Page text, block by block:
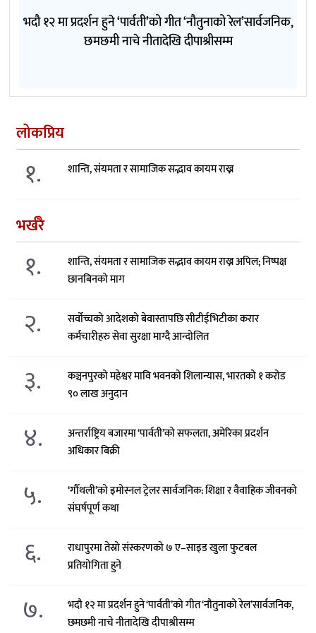
भदौ १२ मा प्रदर्शन हुने ‘पार्वती’को गीत ‘नौतुनाको रेल’सार्वजनिक,
छमछमी नाचे नीतादेखि दीपाश्रीसम्म
लोकप्रिय
१. शान्ति, संयमता र सामाजिक सद्भाव कायम राख्न
भर्खरै
१.
शान्ति, संयमता र सामाजिक सद्भाव कायम राख्न अपिल; निष्पक्ष
छानबिनको माग
२.
सर्वोच्चको आदेशको बेवास्तापछि सीटीईभिटीका करार
कर्मचारीहरु सेवा सुरक्षा माग्दै आन्दोलित
३.
कञ्चनपुरको महेश्वर मावि भवनको शिलान्यास, भारतको १ करोड
९० लाख अनुदान
४.
अन्तर्राष्ट्रिय बजारमा ‘पार्वती’को सफलता, अमेरिका प्रदर्शन
अधिकार बिक्री
५.
‘गौँथली’को इमोस्नल ट्रेलर सार्वजनिक: शिक्षा र वैवाहिक जीवनको
संघर्षपूर्ण कथा
६.
राधापुरमा तेस्रो संस्करणको ७ ए–साइड खुला फुटबल
प्रतियोगिता हुने
७.
भदौ १२ मा प्रदर्शन हुने ‘पार्वती’को गीत ‘नौतुनाको रेल’सार्वजनिक,
छमछमी नाचे नीतादेखि दीपाश्रीसम्म